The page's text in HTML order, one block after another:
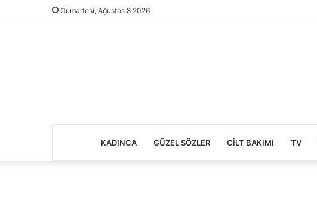
Cumartesi, Ağustos 8 2026
KADINCA GÜZEL SÖZLER CILT BAKIMI TV